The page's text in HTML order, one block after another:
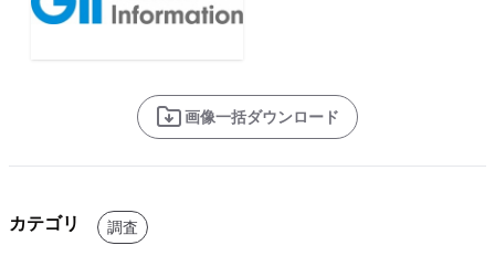
画像一括ダウンロード
カテゴリ 調査